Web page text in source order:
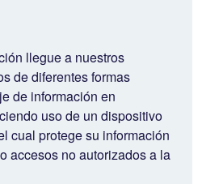
llegue a nuestros
de diferentes formas
de información en
uso de un dispositivo
cual protege su información
accesos no autorizados a la